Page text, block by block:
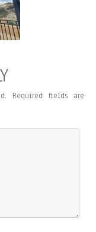
Required fields are